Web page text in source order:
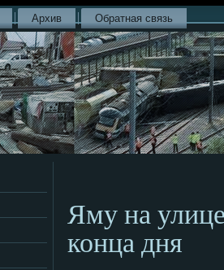
Архив Обратная связь
Яму на
конца дня